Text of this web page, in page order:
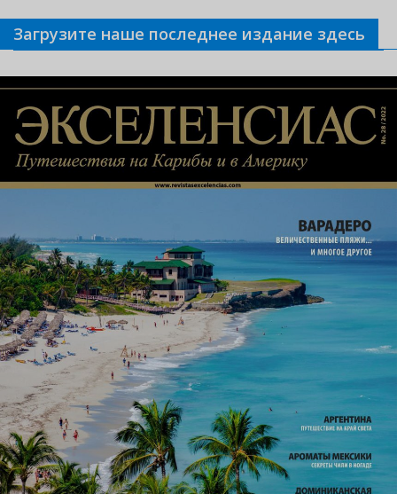
Связанные новости
Загрузите наше последнее издание здесь